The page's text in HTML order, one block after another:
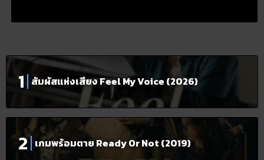
สัมผัสแห่งเสียง Feel My Voice (2026)
เกมพร้อมตาย Ready Or Not (2019)